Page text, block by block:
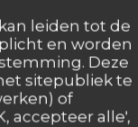
leiden tot de
en worden
Deze
sitepubliek te
of
accepteer alle',